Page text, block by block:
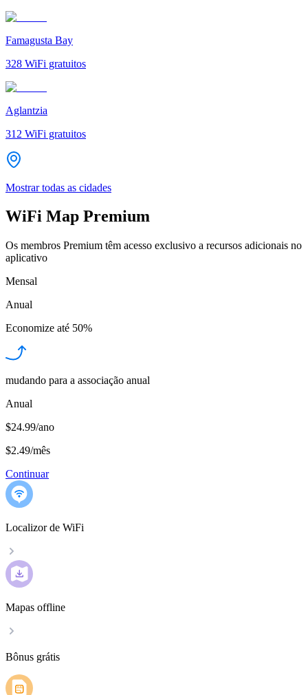
Famagusta Bay
328 WiFi gratuitos
Aglantzia
312 WiFi gratuitos
Mostrar todas as cidades
WiFi Map Premium
Os membros Premium têm acesso exclusivo a recursos adicionais no
aplicativo
Mensal
Anual
Economize até 50%
mudando para a associação anual
Anual
$24.99/ano
$2.49/mês
Continuar
Localizor de WiFi
Mapas offline
Bônus grátis